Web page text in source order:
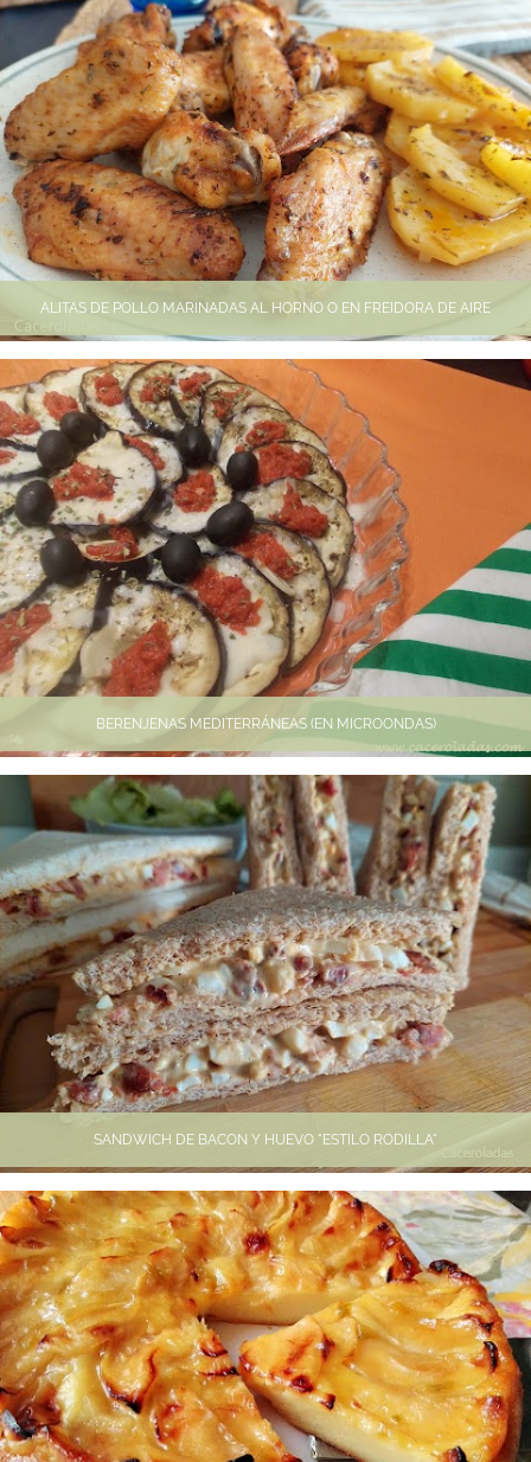
ALITAS DE POLLO MARINADAS AL HORNO O EN FREIDORA DE AIRE
BERENJENAS MEDITERRÁNEAS (EN MICROONDAS)
SANDWICH DE BACON Y HUEVO "ESTILO RODILLA"